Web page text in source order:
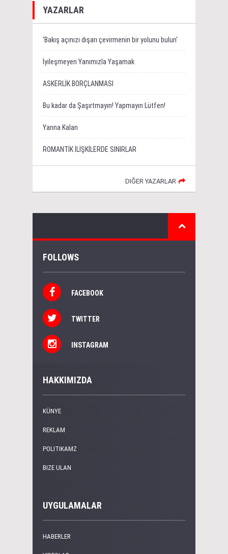
YAZARLAR
'Bakış açınızı dışarı çevirmenin bir yolunu bulun'
İyileşmeyen Yanımızla Yaşamak
ASKERLİK BORÇLANMASI
Bu kadar da Şaşırtmayın! Yapmayın Lütfen!
Yarına Kalan
ROMANTİK İLİŞKİLERDE SINIRLAR
DIĞER YAZARLAR
FOLLOWS
FACEBOOK
TWITTER
INSTAGRAM
HAKKIMIZDA
KÜNYE
REKLAM
POLITIKAMZ
BIZE ULAN
UYGULAMALAR
HABERLER